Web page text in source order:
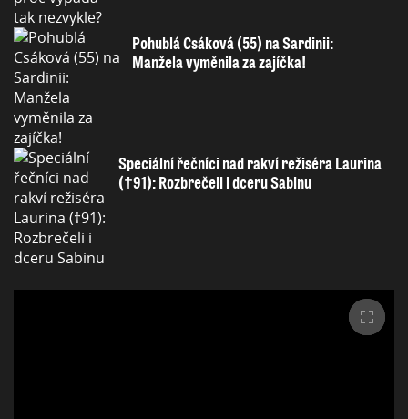
Pohublá Csáková (55) na Sardinii:
Manžela vyměnila za zajíčka!
Speciální řečníci nad rakví režiséra Laurina
(†91): Rozbrečeli i dceru Sabinu